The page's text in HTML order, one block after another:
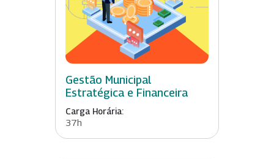
Gestão Municipal
Estratégica e Financeira
Carga Horária:
37h